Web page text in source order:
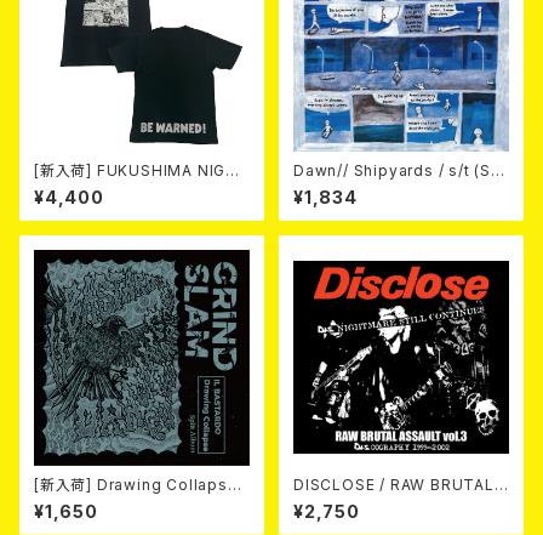
[新入荷] FUKUSHIMA NIGHT
MARE Tee -MISERY editio
n- (SMOKE BLACK)
¥4,400
Dawn// Shipyards / s/t (Spl
it) LP＋CD
¥1,834
[新入荷] Drawing Collaps
e//IL BASTARDO / GRIND S
LAM (CD)
¥1,650
DISCLOSE / RAW BRUTAL
ASSAULT Vol.3 : DISCOGR
APHY 1999-2002 (2xCD)
¥2,750